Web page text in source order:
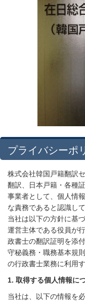
プライバシーポ
株式会社韓国戸籍翻訳
翻訳、日本戸籍・各種
事業者として、個人情
な責務であると認識して
当社は以下の方針に基
運営主体である役員が
政書士の翻訳証明を添
守秘義務・職務基本規
の行政書士業務に利用
1. 取得する個人情報に
当社は、以下の情報を